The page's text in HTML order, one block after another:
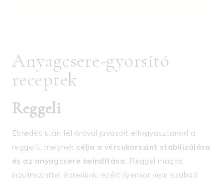
Anyagcsere-gyorsító
receptek
Reggeli
Ébredés után fél órával javasolt elfogyasztanod a
reggelit, melynek célja a vércukorszint stabilizálása
és az anyagcsere beindítása. Reggel magas
inzulinszinttel ébredünk, ezért ilyenkor nem szabad